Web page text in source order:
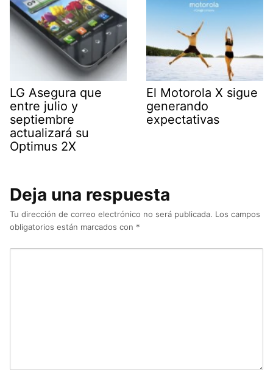
LG Asegura que
entre julio y
septiembre
actualizará su
Optimus 2X
El Motorola X sigue
generando
expectativas
Deja una respuesta
Tu dirección de correo electrónico no será publicada. Los campos
obligatorios están marcados con *